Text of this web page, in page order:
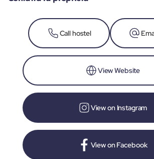
Call hostel
View Website
View on Instagram
View on Facebook